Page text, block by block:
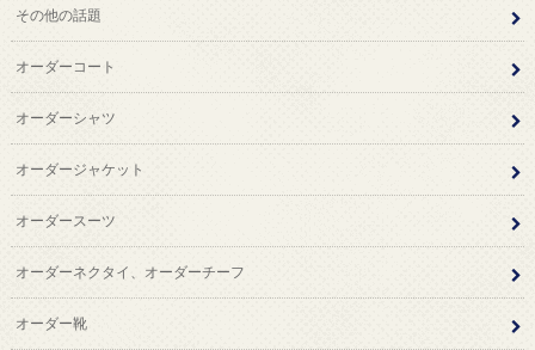
その他の話題
オーダーコート
オーダーシャツ
オーダージャケット
オーダースーツ
オーダーネクタイ、オーダーチーフ
オーダー靴